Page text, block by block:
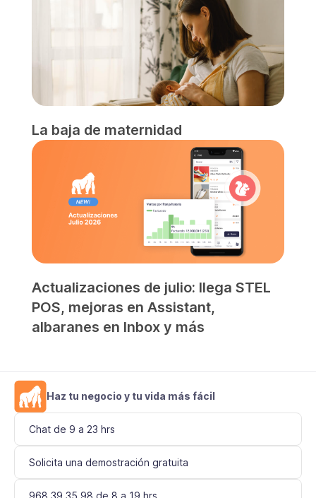
La baja de maternidad
Actualizaciones de julio: llega STEL
POS, mejoras en Assistant,
albaranes en Inbox y más
Haz tu negocio y tu vida más fácil
Chat de 9 a 23 hrs
Solicita una demostración gratuita
968 39 35 98 de 8 a 19 hrs